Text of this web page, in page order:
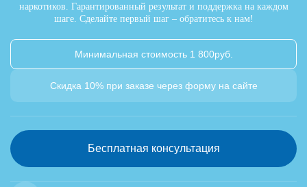
наркотиков. Гарантированный результат и поддержка на каждом
шаге. Сделайте первый шаг – обратитесь к нам!
Минимальная стоимость 1 800руб.
Скидка 10% при заказе через форму на сайте
Бесплатная консультация